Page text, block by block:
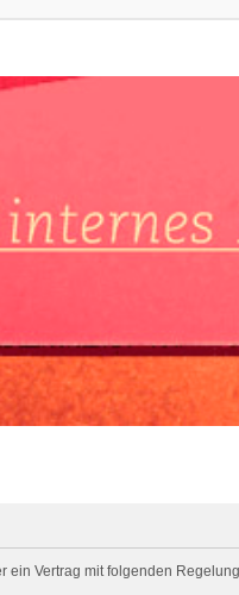
ein Vertrag mit folgenden